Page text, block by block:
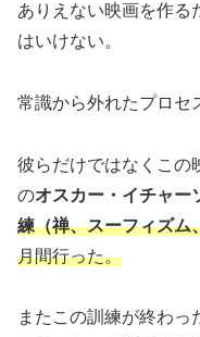
ありえない映画を作る
はいけない。
常識から外れたプロセ
彼らだけではなくこの
のオスカー・イチャー
練（禅、スーフィズム
月間行った。
またこの訓練が終わっ